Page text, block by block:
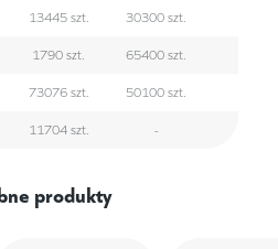
13445 szt.
30300 szt.
1790 szt.
65400 szt.
73076 szt.
50100 szt.
11704 szt. -
produkty